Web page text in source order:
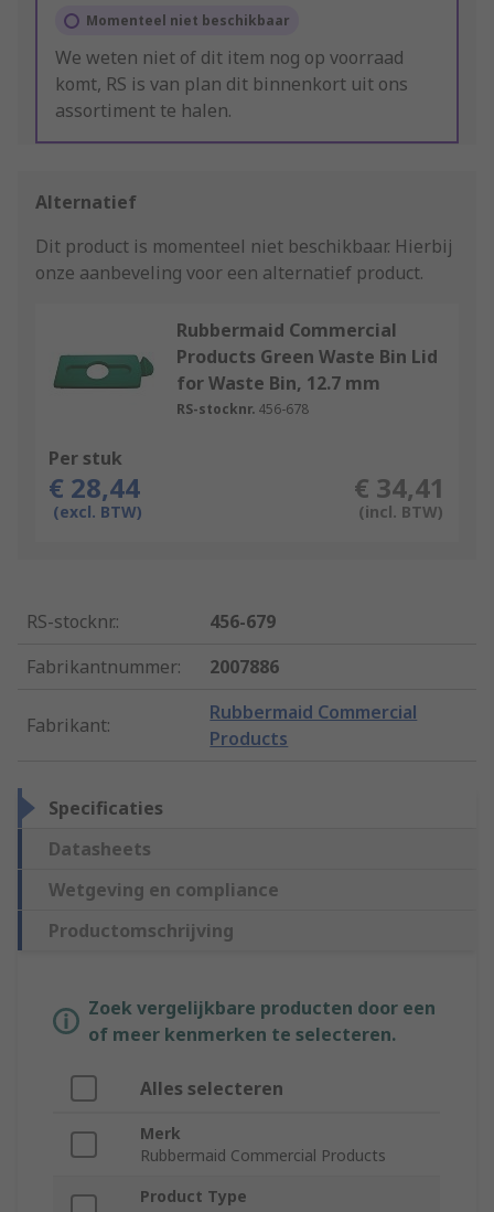
Momenteel niet beschikbaar
We weten niet of dit item nog op voorraad
komt, RS is van plan dit binnenkort uit ons
assortiment te halen.
Alternatief
Dit product is momenteel niet beschikbaar. Hierbij
onze aanbeveling voor een alternatief product.
Rubbermaid Commercial
Products Green Waste Bin Lid
for Waste Bin, 12.7 mm
RS-stocknr. 456-678
Per stuk
€ 28,44
(excl. BTW)
€ 34,41
(incl. BTW)
RS-stocknr.:
456-679
Fabrikantnummer: 2007886
Fabrikant:
Rubbermaid Commercial
Products
Specificaties
Datasheets
Wetgeving en compliance
Productomschrijving
Zoek vergelijkbare producten door een
of meer kenmerken te selecteren.
Alles selecteren
Merk
Rubbermaid Commercial Products
Product Type